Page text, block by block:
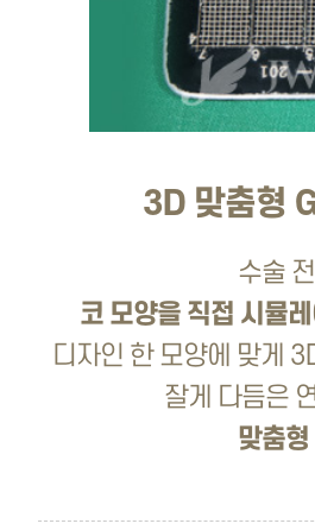
3D 맞춤형
수술
코 모양을 직접 시뮬
디자인 한 모양에 맞게
잘게 다듬은
맞춤형